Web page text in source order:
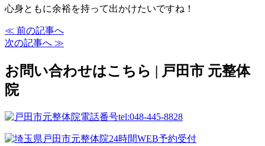
心身ともに余裕を持って出かけたいですね！
≪ 前の記事へ
次の記事へ ≫
お問い合わせはこちら | 戸田市 元整体
院